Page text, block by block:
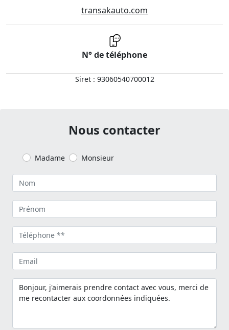
transakauto.com
N° de téléphone
Siret : 93060540700012
Nous contacter
Madame Monsieur